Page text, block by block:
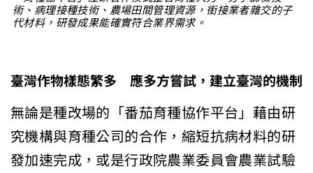
術、病理接種技術、農場田間管理資源，銜接業者雜交的子
代材料，研發成果能確實符合業界需求。
臺灣作物樣態繁多 應多方嘗試，建立臺灣的機制
無論是種改場的「番茄育種協作平台」藉由研
究機構與育種公司的合作，縮短抗病材料的研
發加速完成，或是行政院農業委員會農業試驗